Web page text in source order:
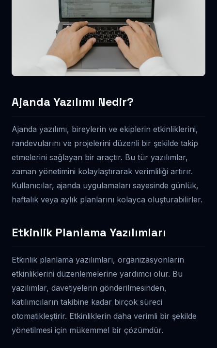
Ajanda Yazılımı Nedir?
Ajanda yazılımı, bireylerin ve ekiplerin etkinliklerini,
randevularını ve projelerini düzenli bir şekilde takip
etmelerini sağlayan bir araçtır. Bu tür yazılımlar,
zaman yönetimini kolaylaştırarak verimliliği artırır.
Kullanıcılar, ajanda uygulamaları sayesinde günlük,
haftalık veya aylık planlarını kolayca oluşturabilirler.
Etkinlik Planlama Yazılımları
Etkinlik planlama yazılımları, organizasyonların
etkinliklerini düzenlemelerine yardımcı olur. Bu
yazılımlar, davetiyelerin gönderilmesinden,
katılımcıların takibine kadar birçok süreci
otomatikleştirir. Etkinliklerin daha verimli bir şekilde
yönetilmesi için mükemmel bir çözümdür.